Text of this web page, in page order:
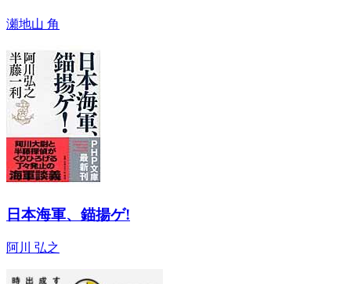
瀬地山 角
日本海軍、錨揚ゲ!
阿川 弘之